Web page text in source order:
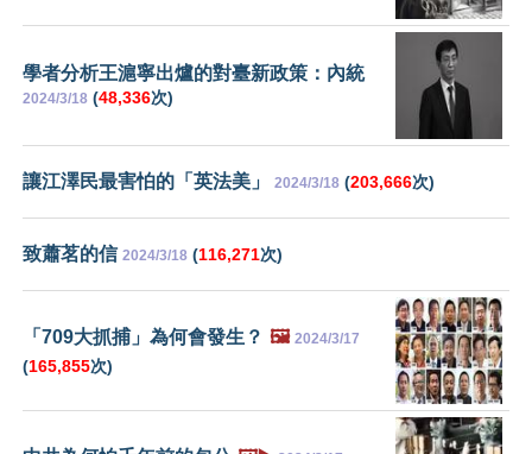
學者分析王滬寧出爐的對臺新政策：內統
2024/3/18 (48,336次)
讓江澤民最害怕的「英法美」 2024/3/18 (203,666次)
致蕭茗的信 2024/3/18 (116,271次)
「709大抓捕」為何會發生？ 🖼️ 2024/3/17
(165,855次)